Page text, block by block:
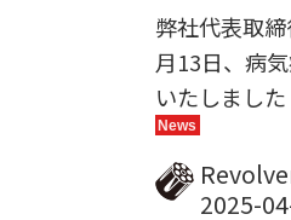
ー創業者、
した。（編
関連の出版の
ネットワーク
弊社代表取
月13日、病
いたしまし
に生前のご厚
るとともに
げます。 な